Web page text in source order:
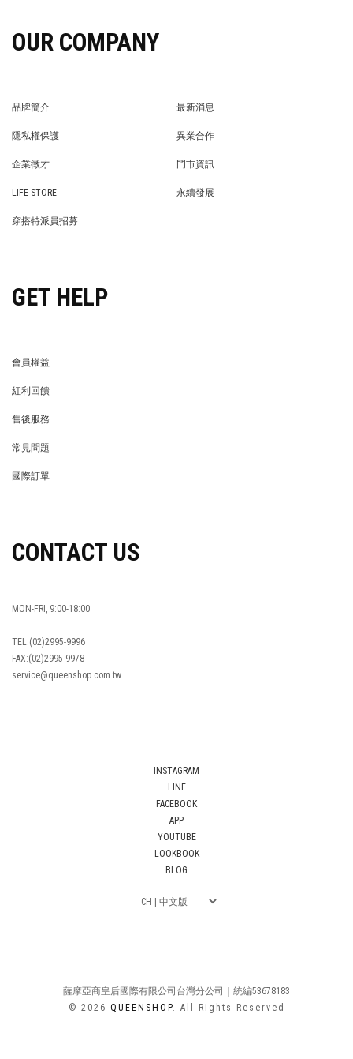
OUR COMPANY
品牌簡介
最新消息
隱私權保護
異業合作
企業徵才
門市資訊
LIFE STORE
永續發展
穿搭特派員招募
GET HELP
會員權益
紅利回饋
售後服務
常見問題
國際訂單
CONTACT US
MON-FRI, 9:00-18:00
TEL:(02)2995-9996
FAX:(02)2995-9978
service@queenshop.com.tw
INSTAGRAM
LINE
FACEBOOK
APP
YOUTUBE
LOOKBOOK
BLOG
薩摩亞商皇后國際有限公司台灣分公司｜統編53678183
© 2026 QUEENSHOP. All Rights Reserved